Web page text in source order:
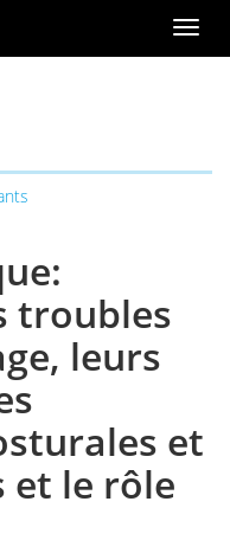
de
troubles
leurs
et
et le rôle